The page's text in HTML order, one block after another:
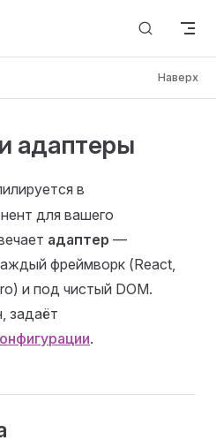
Наверх
адаптеры
в
для вашего
адаптер —
фреймворк (React,
и под чистый DOM.
задаёт
.